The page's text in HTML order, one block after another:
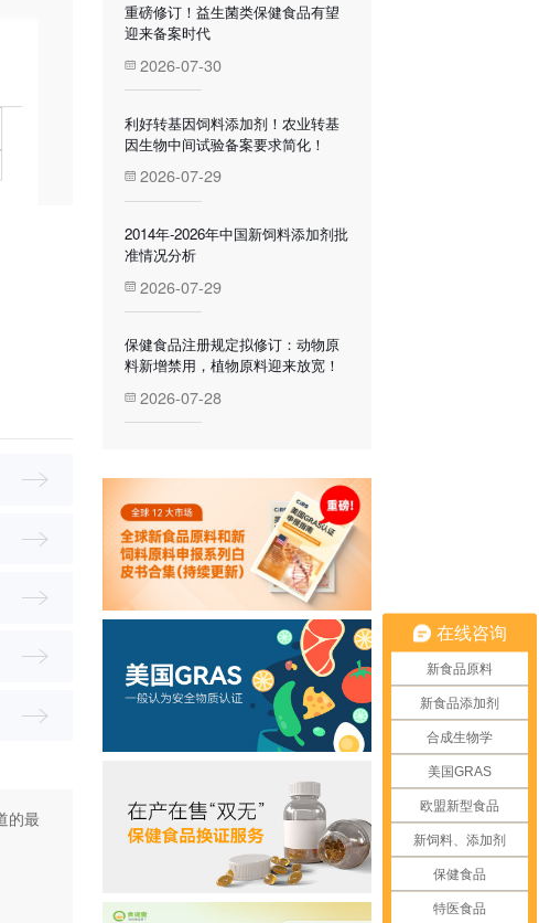
的最
重磅修订！益生菌类保健食品有望
迎来备案时代
2026-07-30
利好转基因饲料添加剂！农业转基
因生物中间试验备案要求简化！
2026-07-29
2014年-2026年中国新饲料添加剂批
准情况分析
2026-07-29
保健食品注册规定拟修订：动物原
料新增禁用，植物原料迎来放宽！
2026-07-28
在线咨询
新食品原料
新食品添加剂
合成生物学
美国GRAS
欧盟新型食品
新饲料、添加剂
保健食品
特医食品